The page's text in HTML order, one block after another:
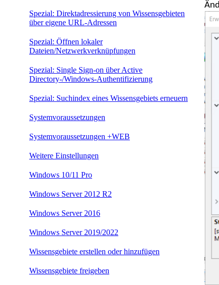
Spezial: Direktadressierung von Wissensgebieten
über eigene URL-Adressen
Spezial: Öffnen lokaler
Dateien/Netzwerkverknüpfungen
Spezial: Single Sign-on über Active
Directory-/Windows-Authentifizierung
Spezial: Suchindex eines Wissensgebiets erneuern
Systemvoraussetzungen
Systemvoraussetzungen +WEB
Weitere Einstellungen
Windows 10/11 Pro
Windows Server 2012 R2
Windows Server 2016
Windows Server 2019/2022
Wissensgebiete erstellen oder hinzufügen
Wissensgebiete freigeben